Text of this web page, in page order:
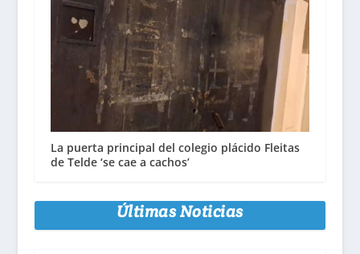
La puerta principal del colegio plácido Fleitas
de Telde ‘se cae a cachos’
Últimas Noticias